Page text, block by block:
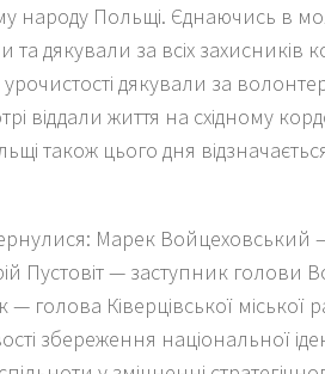
народу Польщі. Єднаючись в
дякували за всіх захисників
дякували за
віддали життя на східному
також цього дня
Марек Войцеховський
Пустовіт — заступник голови
голова Ківерцівської міської
збереження національної